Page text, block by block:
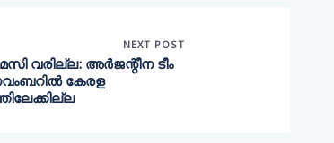
NEXT POST
വരില്ല: അർജന്റീന ടീം
കേരള